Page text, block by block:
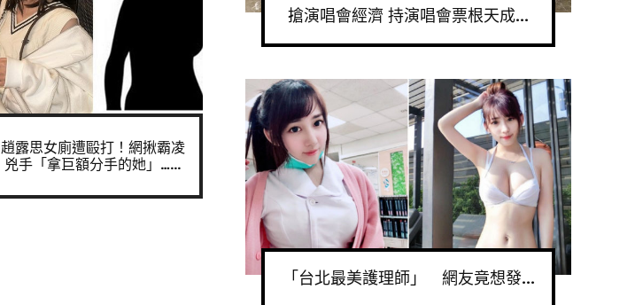
趙露思女廁遭毆打！網揪霸凌
兇手「拿巨額分手的她」…...
搶演唱會經濟 持演唱會票根天成...
「台北最美護理師」 網友竟想發...